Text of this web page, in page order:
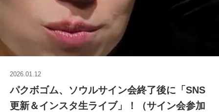
2026.01.12
パクボゴム、ソウルサイン会終了後に「SNS
更新＆インスタ生ライブ」！（サイン会参加